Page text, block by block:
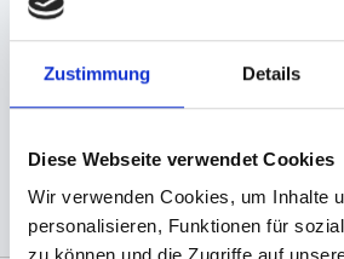
Zustimmung Details
Diese Webseite verwendet Cookies
Wir verwenden Cookies, um Inhalte
personalisieren, Funktionen für
Serie finden Sie in der Suche
Appetit".
(Abb. evtl. ähnlich, ggf. ohne